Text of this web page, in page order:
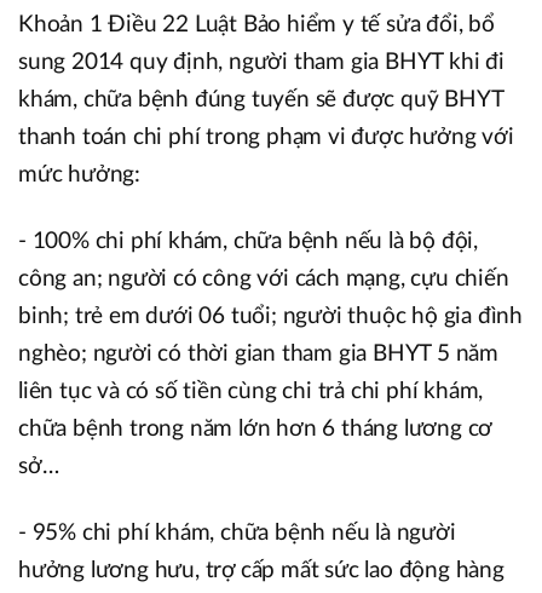
Khoản 1 Điều 22 Luật Bảo hiểm y tế sửa đổi, bổ
sung 2014 quy định, người tham gia BHYT khi đi
khám, chữa bệnh đúng tuyến sẽ được quỹ BHYT
thanh toán chi phí trong phạm vi được hưởng với
mức hưởng:
- 100% chi phí khám, chữa bệnh nếu là bộ đội,
công an; người có công với cách mạng, cựu chiến
binh; trẻ em dưới 06 tuổi; người thuộc hộ gia đình
nghèo; người có thời gian tham gia BHYT 5 năm
liên tục và có số tiền cùng chi trả chi phí khám,
chữa bệnh trong năm lớn hơn 6 tháng lương cơ
sở…
- 95% chi phí khám, chữa bệnh nếu là người
hưởng lương hưu, trợ cấp mất sức lao động hàng